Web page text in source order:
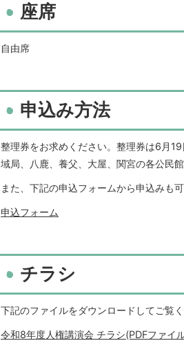
座席
自由席
申込み方法
整理券をお求めください。整理券は6月
域局、八鹿、養父、大屋、関宮の各公民館
また、下記の申込フォームから申込みも可
申込フォーム
チラシ
下記のファイルをダウンロードしてご覧く
令和8年度人権講演会 チラシ(PDFファイ